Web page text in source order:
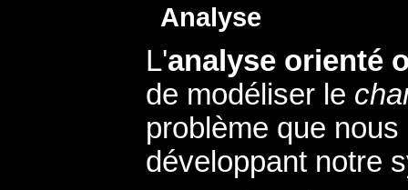
Analyse
L'analyse orienté
de modéliser le
problème que
développant notre